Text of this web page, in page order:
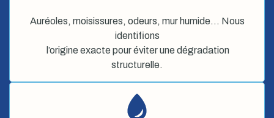
Auréoles, moisissures, odeurs, mur humide… Nous
identifions
l’origine exacte pour éviter une dégradation
structurelle.